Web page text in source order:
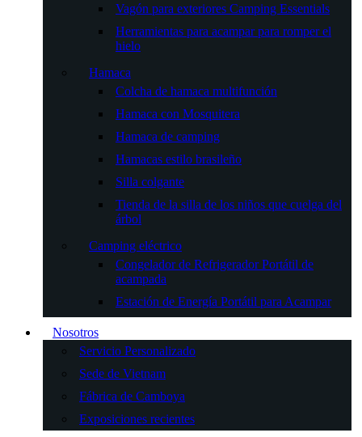
Vagón para exteriores Camping Essentials
Herramientas para acampar para romper el
hielo
Hamaca
Colcha de hamaca multifunción
Hamaca con Mosquitera
Hamaca de camping
Hamacas estilo brasileño
Silla colgante
Tienda de la silla de los niños que cuelga del
árbol
Camping eléctrico
Congelador de Refrigerador Portátil de
acampada
Estación de Energía Portátil para Acampar
Nosotros
Servicio Personalizado
Sede de Vietnam
Fábrica de Camboya
Exposiciones recientes